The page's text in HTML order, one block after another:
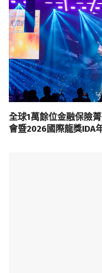
全球1萬餘位金融保險
會暨2026國際龍獎IDA